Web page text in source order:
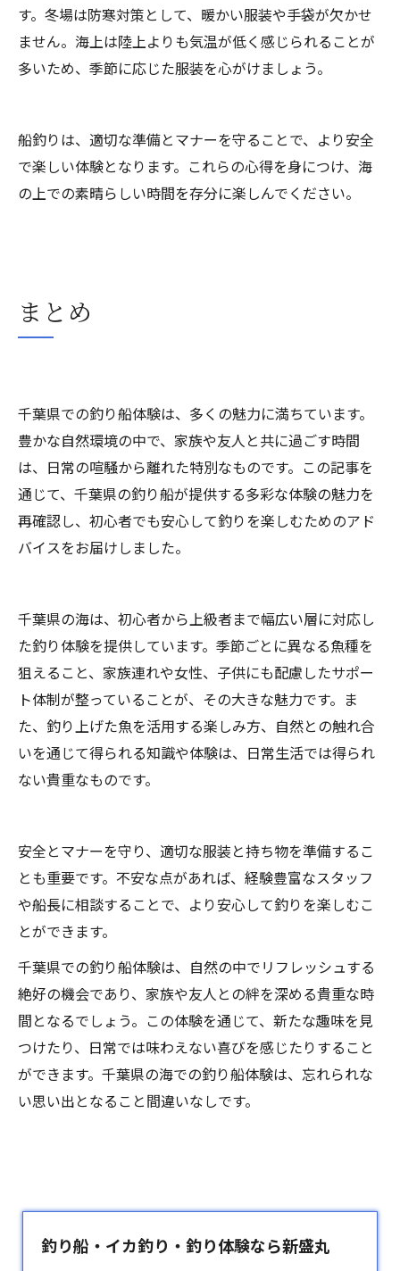
す。冬場は防寒対策として、暖かい服装や手袋が欠かせ
ません。海上は陸上よりも気温が低く感じられることが
多いため、季節に応じた服装を心がけましょう。
船釣りは、適切な準備とマナーを守ることで、より安全
で楽しい体験となります。これらの心得を身につけ、海
の上での素晴らしい時間を存分に楽しんでください。
まとめ
千葉県での釣り船体験は、多くの魅力に満ちています。
豊かな自然環境の中で、家族や友人と共に過ごす時間
は、日常の喧騒から離れた特別なものです。この記事を
通じて、千葉県の釣り船が提供する多彩な体験の魅力を
再確認し、初心者でも安心して釣りを楽しむためのアド
バイスをお届けしました。
千葉県の海は、初心者から上級者まで幅広い層に対応し
た釣り体験を提供しています。季節ごとに異なる魚種を
狙えること、家族連れや女性、子供にも配慮したサポー
ト体制が整っていることが、その大きな魅力です。ま
た、釣り上げた魚を活用する楽しみ方、自然との触れ合
いを通じて得られる知識や体験は、日常生活では得られ
ない貴重なものです。
安全とマナーを守り、適切な服装と持ち物を準備するこ
とも重要です。不安な点があれば、経験豊富なスタッフ
や船長に相談することで、より安心して釣りを楽しむこ
とができます。
千葉県での釣り船体験は、自然の中でリフレッシュする
絶好の機会であり、家族や友人との絆を深める貴重な時
間となるでしょう。この体験を通じて、新たな趣味を見
つけたり、日常では味わえない喜びを感じたりすること
ができます。千葉県の海での釣り船体験は、忘れられな
い思い出となること間違いなしです。
釣り船・イカ釣り・釣り体験なら新盛丸